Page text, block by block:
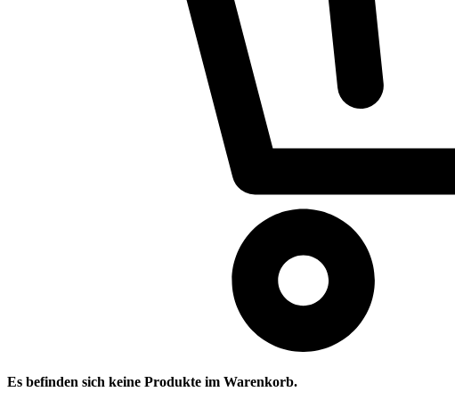
Es befinden sich keine Produkte im Warenkorb.